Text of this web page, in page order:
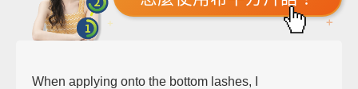
When applying onto the bottom lashes, I